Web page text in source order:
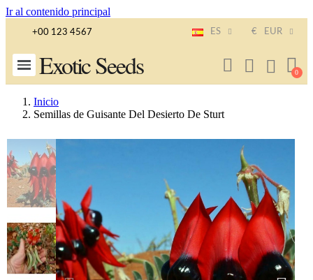
Ir al contenido principal
+00 123 4567 ES € EUR
Exotic Seeds
Inicio
Semillas de Guisante Del Desierto De Sturt